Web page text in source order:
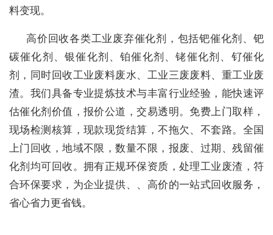
料变现。
高价回收各类工业废弃催化剂，包括钯催化剂、钯
碳催化剂、银催化剂、铂催化剂、铑催化剂、钌催化
剂，同时回收工业废料废水、工业三废废料、重工业废
渣。我们具备专业提炼技术与丰富行业经验，能快速评
估催化剂价值，报价公道，交易透明。免费上门取样，
现场检测核算，现款现货结算，不拖欠、不套路。全国
上门回收，地域不限，数量不限，报废、过期、残留催
化剂均可回收。拥有正规环保资质，处理工业废渣，符
合环保要求，为企业提供、、高价的一站式回收服务，
省心省力更省钱。